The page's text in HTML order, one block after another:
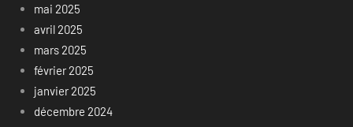
mai 2025
avril 2025
mars 2025
février 2025
janvier 2025
décembre 2024